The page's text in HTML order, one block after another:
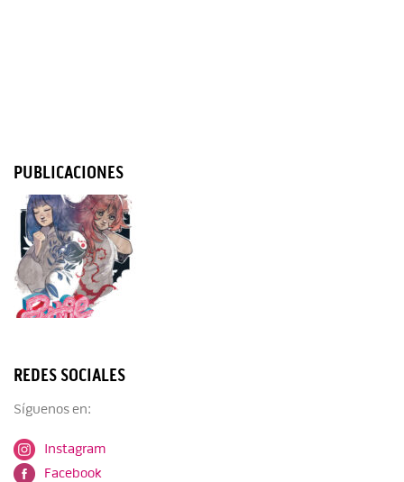
PUBLICACIONES
REDES SOCIALES
Síguenos en:
Instagram
Facebook